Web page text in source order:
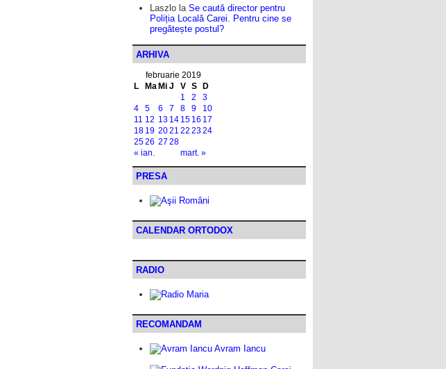
Laszlo la Se caută director pentru
Poliția Locală Carei. Pentru cine se
pregătește postul?
ARHIVA
februarie 2019
L
Ma Mi J V S D
« ian. mart. »
1 2
3
4
5 6 7 8 9
10
11 12 13 14 15 16 17
18 19 2021 22 2324
2526 27 28
PRESA
CALENDAR ORTODOX
RADIO
RECOMANDAM
Avram Iancu